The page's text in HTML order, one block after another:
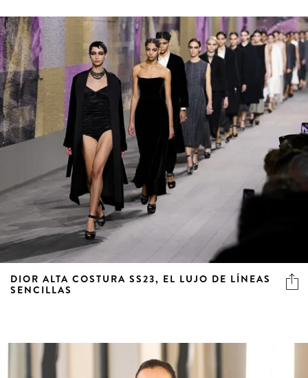
DIOR ALTA COSTURA SS23, EL LUJO DE LÍNEAS
SENCILLAS